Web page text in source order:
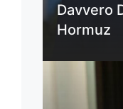
Davvero
Hormuz